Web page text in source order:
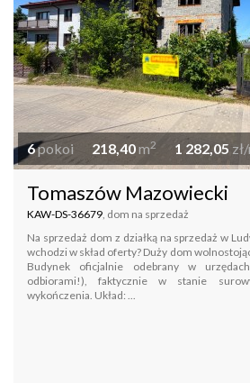
6pokoi 218,40m2 1 282,05
Tomaszów Mazowiecki
KAW-DS-36679, dom na sprzedaż
Na sprzedaż dom z działką na sprzedaż w
wchodzi w skład oferty? Duży dom
Budynek oficjalnie odebrany w
odbiorami!), faktycznie w stanie
wykończenia. Układ: ...